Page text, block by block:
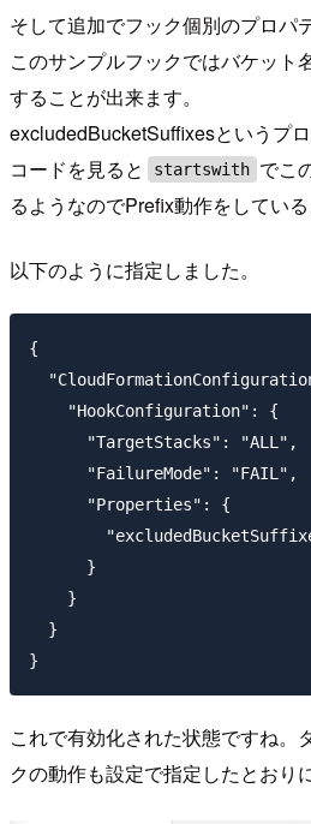
そして追加でフック個別のプロパ
このサンプルフックではバケット
することが出来ます。
excludedBucketSuffixesというプ
コードを見ると
startswith でこ
るようなのでPrefix動作をしている
以下のように指定しました。
{
    "HookConfiguration": {
      "TargetStacks": "ALL",
      "FailureMode": "FAIL",
      "Properties": {
      }
    }
  }
これで有効化された状態ですね。
クの動作も設定で指定したとおり